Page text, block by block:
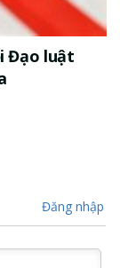
Đạo luật
Đăng nhập